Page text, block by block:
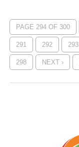
PAGE 294 OF 300
291 292 293
298 NEXT ›